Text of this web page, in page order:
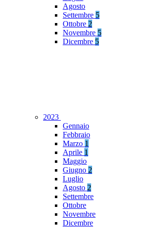
Agosto
Settembre 5
Ottobre 2
Novembre 5
Dicembre 5
2023
Gennaio
Febbraio
Marzo 1
Aprile 1
Maggio
Giugno 2
Luglio
Agosto 2
Settembre
Ottobre
Novembre
Dicembre